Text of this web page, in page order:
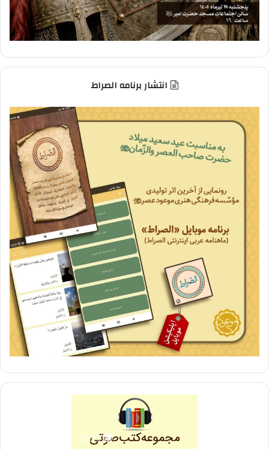
انتشار برنامه الصراط